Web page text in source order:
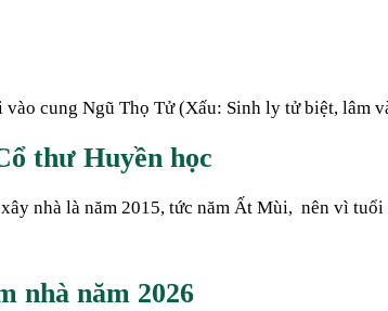
cung Ngũ Thọ Tử (Xấu: Sinh ly tử biệt, lâm
thư Huyền học
nhà là năm 2015, tức năm Ất Mùi, nên vì
nhà năm 2026